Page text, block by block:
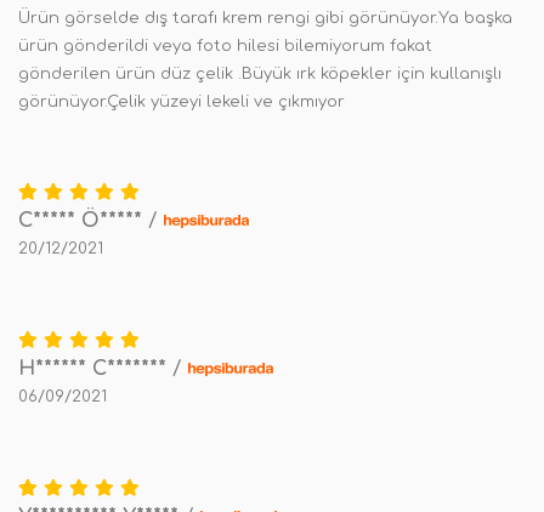
Ürün görselde dış tarafı krem rengi gibi görünüyor.Ya başka
ürün gönderildi veya foto hilesi bilemiyorum fakat
gönderilen ürün düz çelik .Büyük ırk köpekler için kullanışlı
görünüyor.Çelik yüzeyi lekeli ve çıkmıyor
C***** Ö***** /
20/12/2021
H****** C******* /
06/09/2021